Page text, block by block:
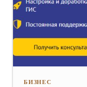
БИЗНЕС